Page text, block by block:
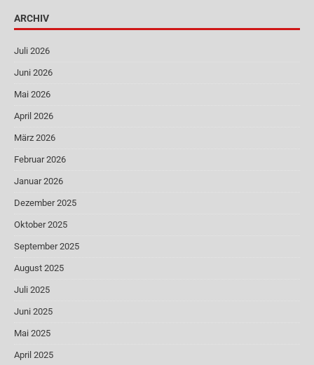
ARCHIV
Juli 2026
Juni 2026
Mai 2026
April 2026
März 2026
Februar 2026
Januar 2026
Dezember 2025
Oktober 2025
September 2025
August 2025
Juli 2025
Juni 2025
Mai 2025
April 2025